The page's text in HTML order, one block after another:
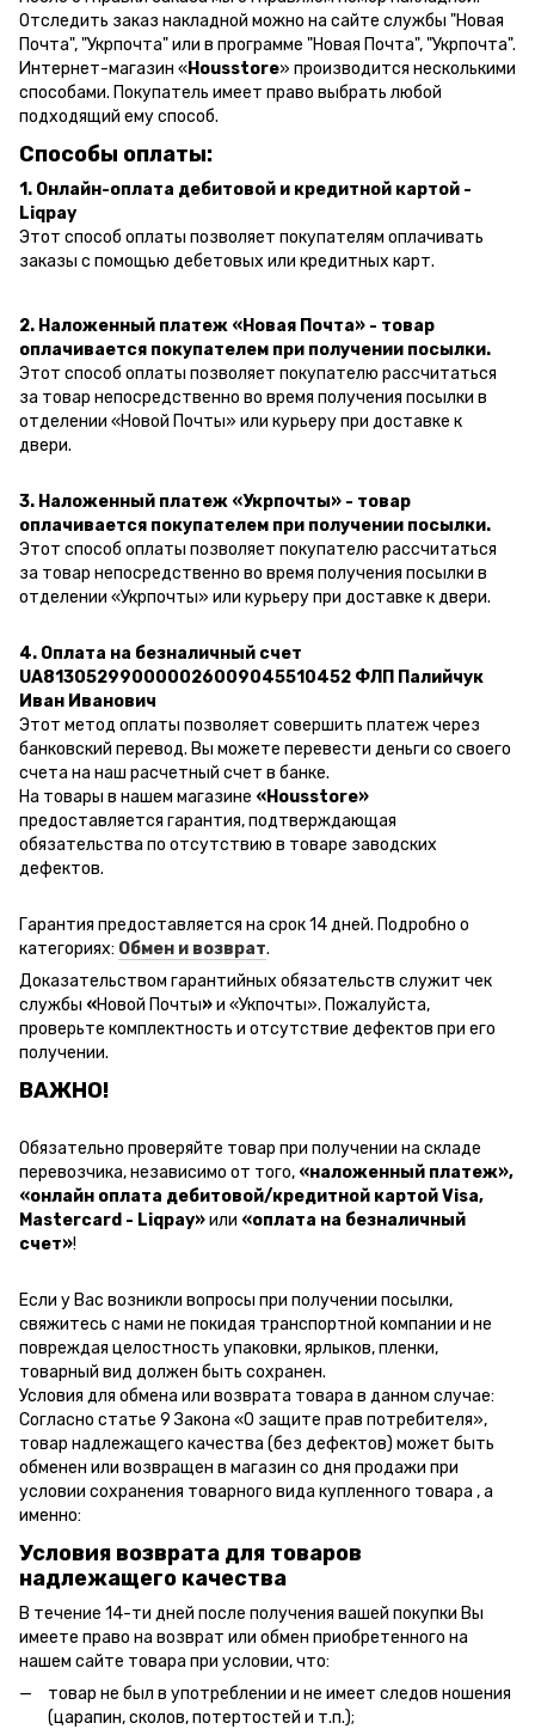
Отследить заказ накладной можно на сайте службы "Новая
Почта", "Укрпочта" или в программе "Новая Почта", "Укрпочта".
Интернет-магазин «Housstore» производится несколькими
способами. Покупатель имеет право выбрать любой
подходящий ему способ.
Способы оплаты:
1. Онлайн-оплата дебитовой и кредитной картой -
Liqpay
Этот способ оплаты позволяет покупателям оплачивать
заказы с помощью дебетовых или кредитных карт.
2. Наложенный платеж «Новая Почта» - товар
оплачивается покупателем при получении посылки.
Этот способ оплаты позволяет покупателю рассчитаться
за товар непосредственно во время получения посылки в
отделении «Новой Почты» или курьеру при доставке к
двери.
3. Наложенный платеж «Укрпочты» - товар
оплачивается покупателем при получении посылки.
Этот способ оплаты позволяет покупателю рассчитаться
за товар непосредственно во время получения посылки в
отделении «Укрпочты» или курьеру при доставке к двери.
4. Оплата на безналичный счет
UA813052990000026009045510452 ФЛП Палийчук
Иван Иванович
Этот метод оплаты позволяет совершить платеж через
банковский перевод. Вы можете перевести деньги со своего
счета на наш расчетный счет в банке.
На товары в нашем магазине «Housstore»
предоставляется гарантия, подтверждающая
обязательства по отсутствию в товаре заводских
дефектов.
Гарантия предоставляется на срок 14 дней. Подробно о
категориях: Обмен и возврат.
Доказательством гарантийных обязательств служит чек
службы «Новой Почты»и «Укпочты». Пожалуйста,
проверьте комплектность и отсутствие дефектов при его
получении.
ВАЖНО!
Обязательно проверяйте товар при получении на складе
перевозчика, независимо от того, «наложенный платеж»,
«онлайн оплата дебитовой/кредитной картой Visa,
Mastercard - Liqpay»или «оплата на безналичный
счет»!
Если у Вас возникли вопросы при получении посылки,
свяжитесь с нами не покидая транспортной компании и не
повреждая целостность упаковки, ярлыков, пленки,
товарный вид должен быть сохранен.
Условия для обмена или возврата товара в данном случае:
Согласно статье 9 Закона «О защите прав потребителя»,
товар надлежащего качества (без дефектов) может быть
обменен или возвращен в магазин со дня продажи при
условии сохранения товарного вида купленного товара , а
именно:
Условия возврата для товаров
надлежащего качества
В течение 14-ти дней после получения вашей покупки Вы
имеете право на возврат или обмен приобретенного на
нашем сайте товара при условии, что:
товар не был в употреблении и не имеет следов ношения
(царапин, сколов, потертостей и т.п.);